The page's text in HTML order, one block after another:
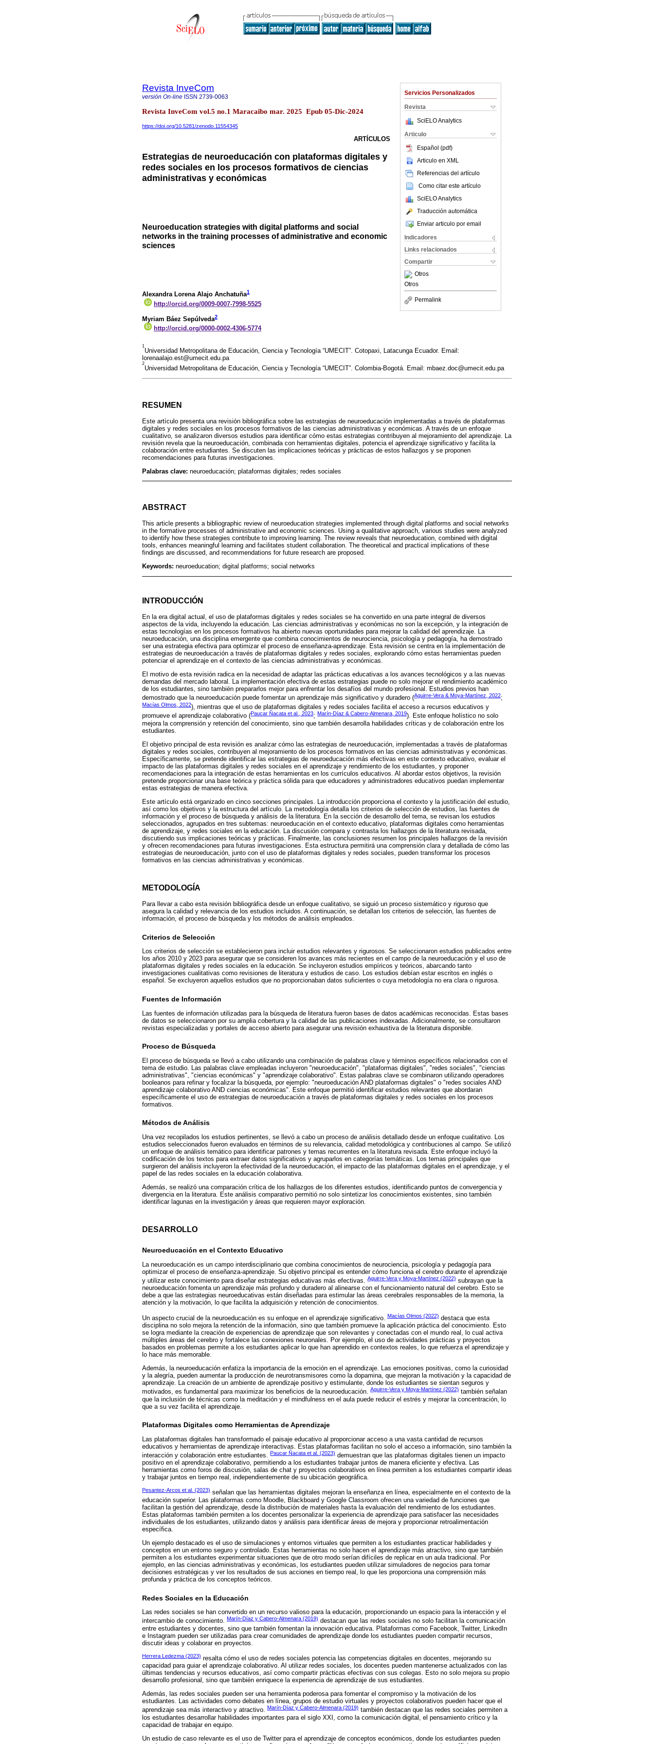
Servicios Personalizados
Revista
SciELO Analytics
Articulo
Español (pdf)
Articulo en XML
Referencias del artículo
Como citar este artículo
SciELO Analytics
Traducción automática
Enviar articulo por email
Indicadores
Links relacionados
Compartir
Otros
Otros
Permalink
Revista InveCom
versión On-line ISSN 2739-0063
Revista InveCom vol.5 no.1 Maracaibo mar. 2025 Epub 05-Dic-2024
https://doi.org/10.5281/zenodo.11554345
ARTÍCULOS
Estrategias de neuroeducación con plataformas digitales y
redes sociales en los procesos formativos de ciencias
administrativas y económicas
Neuroeducation strategies with digital platforms and social
networks in the training processes of administrative and economic
sciences
Alexandra Lorena Alajo Anchatuña1
http://orcid.org/0009-0007-7998-5525
Myriam Báez Sepúlveda2
http://orcid.org/0000-0002-4306-5774
1
Universidad Metropolitana de Educación, Ciencia y Tecnología “UMECIT”. Cotopaxi, Latacunga Ecuador. Email:
lorenaalajo.est@umecit.edu.pa
2
Universidad Metropolitana de Educación, Ciencia y Tecnología “UMECIT”. Colombia-Bogotá. Email: mbaez.doc@umecit.edu.pa
RESUMEN
Este artículo presenta una revisión bibliográfica sobre las estrategias de neuroeducación implementadas a través de plataformas
digitales y redes sociales en los procesos formativos de las ciencias administrativas y económicas. A través de un enfoque
cualitativo, se analizaron diversos estudios para identificar cómo estas estrategias contribuyen al mejoramiento del aprendizaje. La
revisión revela que la neuroeducación, combinada con herramientas digitales, potencia el aprendizaje significativo y facilita la
colaboración entre estudiantes. Se discuten las implicaciones teóricas y prácticas de estos hallazgos y se proponen
recomendaciones para futuras investigaciones.
Palabras clave: neuroeducación; plataformas digitales; redes sociales
ABSTRACT
This article presents a bibliographic review of neuroeducation strategies implemented through digital platforms and social networks
in the formative processes of administrative and economic sciences. Using a qualitative approach, various studies were analyzed
to identify how these strategies contribute to improving learning. The review reveals that neuroeducation, combined with digital
tools, enhances meaningful learning and facilitates student collaboration. The theoretical and practical implications of these
findings are discussed, and recommendations for future research are proposed.
Keywords: neuroeducation; digital platforms; social networks
INTRODUCCIÓN
En la era digital actual, el uso de plataformas digitales y redes sociales se ha convertido en una parte integral de diversos
aspectos de la vida, incluyendo la educación. Las ciencias administrativas y económicas no son la excepción, y la integración de
estas tecnologías en los procesos formativos ha abierto nuevas oportunidades para mejorar la calidad del aprendizaje. La
neuroeducación, una disciplina emergente que combina conocimientos de neurociencia, psicología y pedagogía, ha demostrado
ser una estrategia efectiva para optimizar el proceso de enseñanza-aprendizaje. Esta revisión se centra en la implementación de
estrategias de neuroeducación a través de plataformas digitales y redes sociales, explorando cómo estas herramientas pueden
potenciar el aprendizaje en el contexto de las ciencias administrativas y económicas.
El motivo de esta revisión radica en la necesidad de adaptar las prácticas educativas a los avances tecnológicos y a las nuevas
demandas del mercado laboral. La implementación efectiva de estas estrategias puede no solo mejorar el rendimiento académico
de los estudiantes, sino también prepararlos mejor para enfrentar los desafíos del mundo profesional. Estudios previos han
demostrado que la neuroeducación puede fomentar un aprendizaje más significativo y duradero (Aguirre-Vera & Moya-Martínez, 2022;
Macías Olmos, 2022), mientras que el uso de plataformas digitales y redes sociales facilita el acceso a recursos educativos y
promueve el aprendizaje colaborativo (Paucar Ñacata et al., 2023; Marín-Díaz & Cabero-Almenara, 2019). Este enfoque holístico no solo
mejora la comprensión y retención del conocimiento, sino que también desarrolla habilidades críticas y de colaboración entre los
estudiantes.
El objetivo principal de esta revisión es analizar cómo las estrategias de neuroeducación, implementadas a través de plataformas
digitales y redes sociales, contribuyen al mejoramiento de los procesos formativos en las ciencias administrativas y económicas.
Específicamente, se pretende identificar las estrategias de neuroeducación más efectivas en este contexto educativo, evaluar el
impacto de las plataformas digitales y redes sociales en el aprendizaje y rendimiento de los estudiantes, y proponer
recomendaciones para la integración de estas herramientas en los currículos educativos. Al abordar estos objetivos, la revisión
pretende proporcionar una base teórica y práctica sólida para que educadores y administradores educativos puedan implementar
estas estrategias de manera efectiva.
Este artículo está organizado en cinco secciones principales. La introducción proporciona el contexto y la justificación del estudio,
así como los objetivos y la estructura del artículo. La metodología detalla los criterios de selección de estudios, las fuentes de
información y el proceso de búsqueda y análisis de la literatura. En la sección de desarrollo del tema, se revisan los estudios
seleccionados, agrupados en tres subtemas: neuroeducación en el contexto educativo, plataformas digitales como herramientas
de aprendizaje, y redes sociales en la educación. La discusión compara y contrasta los hallazgos de la literatura revisada,
discutiendo sus implicaciones teóricas y prácticas. Finalmente, las conclusiones resumen los principales hallazgos de la revisión
y ofrecen recomendaciones para futuras investigaciones. Esta estructura permitirá una comprensión clara y detallada de cómo las
estrategias de neuroeducación, junto con el uso de plataformas digitales y redes sociales, pueden transformar los procesos
formativos en las ciencias administrativas y económicas.
METODOLOGÍA
Para llevar a cabo esta revisión bibliográfica desde un enfoque cualitativo, se siguió un proceso sistemático y riguroso que
asegura la calidad y relevancia de los estudios incluidos. A continuación, se detallan los criterios de selección, las fuentes de
información, el proceso de búsqueda y los métodos de análisis empleados.
Criterios de Selección
Los criterios de selección se establecieron para incluir estudios relevantes y rigurosos. Se seleccionaron estudios publicados entre
los años 2010 y 2023 para asegurar que se consideren los avances más recientes en el campo de la neuroeducación y el uso de
plataformas digitales y redes sociales en la educación. Se incluyeron estudios empíricos y teóricos, abarcando tanto
investigaciones cualitativas como revisiones de literatura y estudios de caso. Los estudios debían estar escritos en inglés o
español. Se excluyeron aquellos estudios que no proporcionaban datos suficientes o cuya metodología no era clara o rigurosa.
Fuentes de Información
Las fuentes de información utilizadas para la búsqueda de literatura fueron bases de datos académicas reconocidas. Estas bases
de datos se seleccionaron por su amplia cobertura y la calidad de las publicaciones indexadas. Adicionalmente, se consultaron
revistas especializadas y portales de acceso abierto para asegurar una revisión exhaustiva de la literatura disponible.
Proceso de Búsqueda
El proceso de búsqueda se llevó a cabo utilizando una combinación de palabras clave y términos específicos relacionados con el
tema de estudio. Las palabras clave empleadas incluyeron "neuroeducación", "plataformas digitales", "redes sociales", "ciencias
administrativas", "ciencias económicas" y "aprendizaje colaborativo". Estas palabras clave se combinaron utilizando operadores
booleanos para refinar y focalizar la búsqueda, por ejemplo: "neuroeducación AND plataformas digitales" o "redes sociales AND
aprendizaje colaborativo AND ciencias económicas". Este enfoque permitió identificar estudios relevantes que abordaran
específicamente el uso de estrategias de neuroeducación a través de plataformas digitales y redes sociales en los procesos
formativos.
Métodos de Análisis
Una vez recopilados los estudios pertinentes, se llevó a cabo un proceso de análisis detallado desde un enfoque cualitativo. Los
estudios seleccionados fueron evaluados en términos de su relevancia, calidad metodológica y contribuciones al campo. Se utilizó
un enfoque de análisis temático para identificar patrones y temas recurrentes en la literatura revisada. Este enfoque incluyó la
codificación de los textos para extraer datos significativos y agruparlos en categorías temáticas. Los temas principales que
surgieron del análisis incluyeron la efectividad de la neuroeducación, el impacto de las plataformas digitales en el aprendizaje, y el
papel de las redes sociales en la educación colaborativa.
Además, se realizó una comparación crítica de los hallazgos de los diferentes estudios, identificando puntos de convergencia y
divergencia en la literatura. Este análisis comparativo permitió no solo sintetizar los conocimientos existentes, sino también
identificar lagunas en la investigación y áreas que requieren mayor exploración.
DESARROLLO
Neuroeducación en el Contexto Educativo
La neuroeducación es un campo interdisciplinario que combina conocimientos de neurociencia, psicología y pedagogía para
optimizar el proceso de enseñanza-aprendizaje. Su objetivo principal es entender cómo funciona el cerebro durante el aprendizaje
y utilizar este conocimiento para diseñar estrategias educativas más efectivas. Aguirre-Vera y Moya-Martínez (2022) subrayan que la
neuroeducación fomenta un aprendizaje más profundo y duradero al alinearse con el funcionamiento natural del cerebro. Esto se
debe a que las estrategias neuroeducativas están diseñadas para estimular las áreas cerebrales responsables de la memoria, la
atención y la motivación, lo que facilita la adquisición y retención de conocimientos.
Un aspecto crucial de la neuroeducación es su enfoque en el aprendizaje significativo. Macías Olmos (2022) destaca que esta
disciplina no solo mejora la retención de la información, sino que también promueve la aplicación práctica del conocimiento. Esto
se logra mediante la creación de experiencias de aprendizaje que son relevantes y conectadas con el mundo real, lo cual activa
múltiples áreas del cerebro y fortalece las conexiones neuronales. Por ejemplo, el uso de actividades prácticas y proyectos
basados en problemas permite a los estudiantes aplicar lo que han aprendido en contextos reales, lo que refuerza el aprendizaje y
lo hace más memorable.
Además, la neuroeducación enfatiza la importancia de la emoción en el aprendizaje. Las emociones positivas, como la curiosidad
y la alegría, pueden aumentar la producción de neurotransmisores como la dopamina, que mejoran la motivación y la capacidad de
aprendizaje. La creación de un ambiente de aprendizaje positivo y estimulante, donde los estudiantes se sientan seguros y
motivados, es fundamental para maximizar los beneficios de la neuroeducación. Aguirre-Vera y Moya-Martínez (2022) también señalan
que la inclusión de técnicas como la meditación y el mindfulness en el aula puede reducir el estrés y mejorar la concentración, lo
que a su vez facilita el aprendizaje.
Plataformas Digitales como Herramientas de Aprendizaje
Las plataformas digitales han transformado el paisaje educativo al proporcionar acceso a una vasta cantidad de recursos
educativos y herramientas de aprendizaje interactivas. Estas plataformas facilitan no solo el acceso a información, sino también la
interacción y colaboración entre estudiantes. Paucar Ñacata et al. (2023) demuestran que las plataformas digitales tienen un impacto
positivo en el aprendizaje colaborativo, permitiendo a los estudiantes trabajar juntos de manera eficiente y efectiva. Las
herramientas como foros de discusión, salas de chat y proyectos colaborativos en línea permiten a los estudiantes compartir ideas
y trabajar juntos en tiempo real, independientemente de su ubicación geográfica.
Pesantez-Arcos et al. (2023) señalan que las herramientas digitales mejoran la enseñanza en línea, especialmente en el contexto de la
educación superior. Las plataformas como Moodle, Blackboard y Google Classroom ofrecen una variedad de funciones que
facilitan la gestión del aprendizaje, desde la distribución de materiales hasta la evaluación del rendimiento de los estudiantes.
Estas plataformas también permiten a los docentes personalizar la experiencia de aprendizaje para satisfacer las necesidades
individuales de los estudiantes, utilizando datos y análisis para identificar áreas de mejora y proporcionar retroalimentación
específica.
Un ejemplo destacado es el uso de simulaciones y entornos virtuales que permiten a los estudiantes practicar habilidades y
conceptos en un entorno seguro y controlado. Estas herramientas no solo hacen el aprendizaje más atractivo, sino que también
permiten a los estudiantes experimentar situaciones que de otro modo serían difíciles de replicar en un aula tradicional. Por
ejemplo, en las ciencias administrativas y económicas, los estudiantes pueden utilizar simuladores de negocios para tomar
decisiones estratégicas y ver los resultados de sus acciones en tiempo real, lo que les proporciona una comprensión más
profunda y práctica de los conceptos teóricos.
Redes Sociales en la Educación
Las redes sociales se han convertido en un recurso valioso para la educación, proporcionando un espacio para la interacción y el
intercambio de conocimiento. Marín-Díaz y Cabero-Almenara (2019) destacan que las redes sociales no solo facilitan la comunicación
entre estudiantes y docentes, sino que también fomentan la innovación educativa. Plataformas como Facebook, Twitter, LinkedIn
e Instagram pueden ser utilizadas para crear comunidades de aprendizaje donde los estudiantes pueden compartir recursos,
discutir ideas y colaborar en proyectos.
Herrera Ledezma (2023) resalta cómo el uso de redes sociales potencia las competencias digitales en docentes, mejorando su
capacidad para guiar el aprendizaje colaborativo. Al utilizar redes sociales, los docentes pueden mantenerse actualizados con las
últimas tendencias y recursos educativos, así como compartir prácticas efectivas con sus colegas. Esto no solo mejora su propio
desarrollo profesional, sino que también enriquece la experiencia de aprendizaje de sus estudiantes.
Además, las redes sociales pueden ser una herramienta poderosa para fomentar el compromiso y la motivación de los
estudiantes. Las actividades como debates en línea, grupos de estudio virtuales y proyectos colaborativos pueden hacer que el
aprendizaje sea más interactivo y atractivo. Marín-Díaz y Cabero-Almenara (2019) también destacan que las redes sociales permiten a
los estudiantes desarrollar habilidades importantes para el siglo XXI, como la comunicación digital, el pensamiento crítico y la
capacidad de trabajar en equipo.
Un estudio de caso relevante es el uso de Twitter para el aprendizaje de conceptos económicos, donde los estudiantes pueden